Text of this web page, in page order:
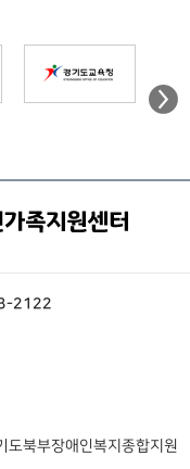
2122
북부장애인복지종합지원